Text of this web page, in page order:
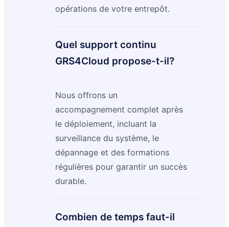
opérations de votre entrepôt.
Quel support continu
GRS4Cloud propose-t-il?
Nous offrons un
accompagnement complet après
le déploiement, incluant la
surveillance du système, le
dépannage et des formations
régulières pour garantir un succès
durable.
Combien de temps faut-il